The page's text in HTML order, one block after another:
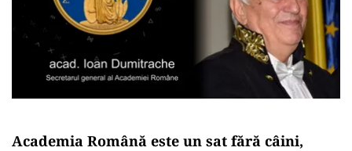
Academia Română este un sat fără câini,